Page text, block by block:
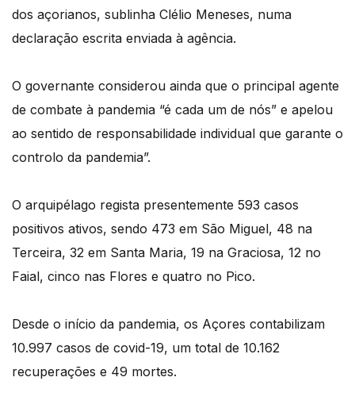
dos açorianos, sublinha Clélio Meneses, numa
declaração escrita enviada à agência.
O governante considerou ainda que o principal agente
de combate à pandemia “é cada um de nós” e apelou
ao sentido de responsabilidade individual que garante o
controlo da pandemia”.
O arquipélago regista presentemente 593 casos
positivos ativos, sendo 473 em São Miguel, 48 na
Terceira, 32 em Santa Maria, 19 na Graciosa, 12 no
Faial, cinco nas Flores e quatro no Pico.
Desde o início da pandemia, os Açores contabilizam
10.997 casos de covid-19, um total de 10.162
recuperações e 49 mortes.